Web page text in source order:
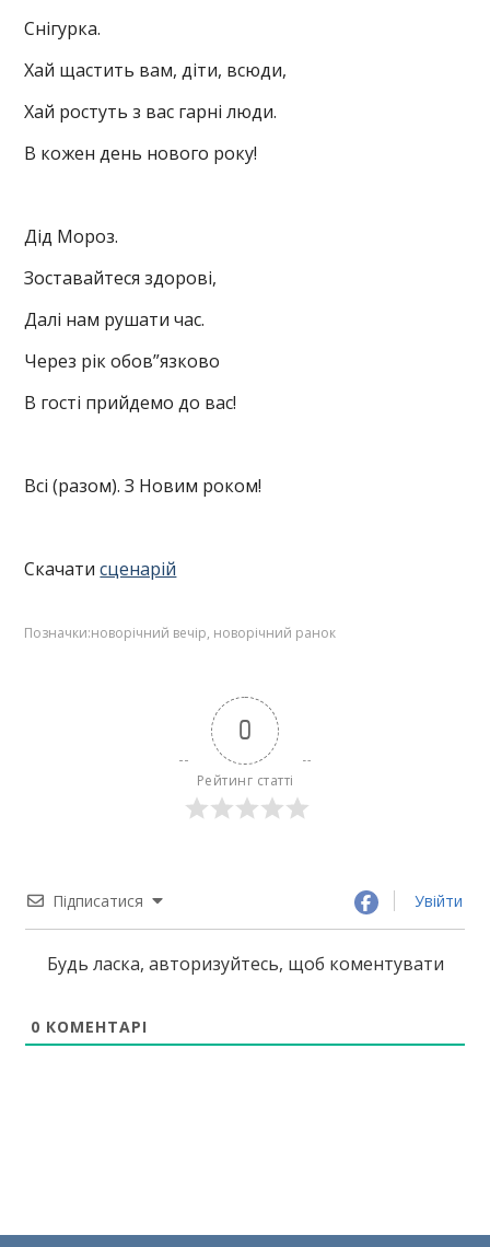
Снігурка.
Хай щастить вам, діти, всюди,
Хай ростуть з вас гарні люди.
В кожен день нового року!
Дід Мороз.
Зоставайтеся здорові,
Далі нам рушати час.
Через рік обов”язково
В гості прийдемо до вас!
Всі (разом). З Новим роком!
Скачатисценарій
Позначки:новорічний вечір, новорічний ранок
0
Рейтинг статті
Підписатися Увійти
Будь ласка, авторизуйтесь, щоб коментувати
0 КОМЕНТАРІ